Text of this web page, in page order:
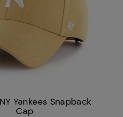
Yankees Snapback
Cap